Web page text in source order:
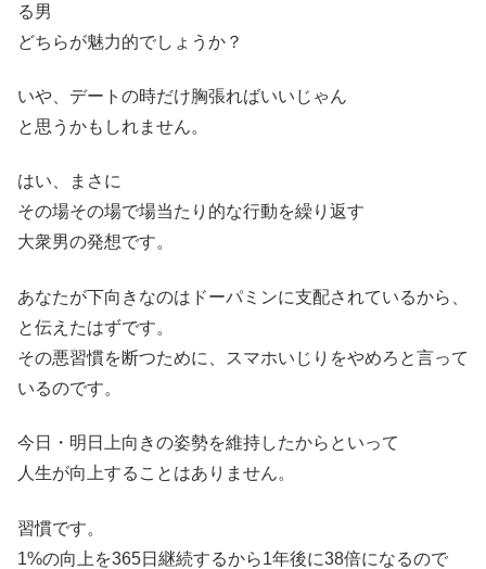
る男
どちらが魅力的でしょうか？
いや、デートの時だけ胸張ればいいじゃん
と思うかもしれません。
はい、まさに
その場その場で場当たり的な行動を繰り返す
大衆男の発想です。
あなたが下向きなのはドーパミンに支配されているから、
と伝えたはずです。
その悪習慣を断つために、スマホいじりをやめろと言って
いるのです。
今日・明日上向きの姿勢を維持したからといって
人生が向上することはありません。
習慣です。
1%の向上を365日継続するから1年後に38倍になるので